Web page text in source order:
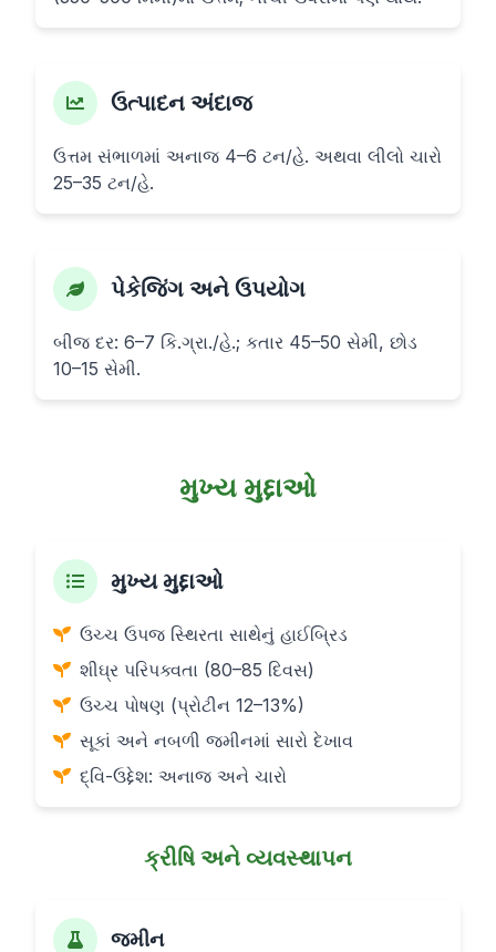
ઉત્પાદન અંદાજ
ઉત્તમ સંભાળમાં અનાજ 4–6 ટન/હે. અથવા લીલો ચારો
25–35 ટન/હે.
પેકેજિંગ અને ઉપયોગ
બીજ દર: 6–7 કિ.ગ્રા./હે.; કતાર 45–50 સેમી, છોડ
10–15 સેમી.
મુખ્ય મુદ્દાઓ
મુખ્ય મુદ્દાઓ
ઉચ્ચ ઉપજ સ્થિરતા સાથેનું હાઈબ્રિડ
શીઘ્ર પરિપક્વતા (80–85 દિવસ)
ઉચ્ચ પોષણ (પ્રોટીન 12–13%)
સૂકાં અને નબળી જમીનમાં સારો દેખાવ
દ્વિ-ઉદ્દેશ: અનાજ અને ચારો
ક્રીષિ અને વ્યવસ્થાપન
જમીન